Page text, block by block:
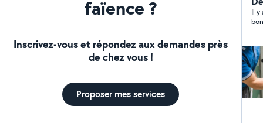
faïence ?
Inscrivez-vous et répondez aux demandes près
de chez vous !
Proposer mes services
-
RESPECT.
Il y